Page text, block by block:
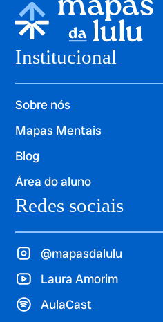
Institucional
Sobre nós
Mapas Mentais
Blog
Área do aluno
Redes sociais
@mapasdalulu
Laura Amorim
AulaCast